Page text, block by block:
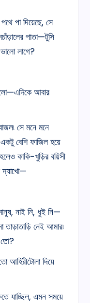
পা দিয়েছে, সে
পাতা—টুসি
লাগে?
আবার
সে মনে মনে
বেশি ফাজিল হয়ে
কাকি-খুড়ির বয়িসী
দ্যাখো—
নাই নি, ধুই নি—
তাড়াতাড়ি নেই আমার৷
তো?
আহিরীটোলা দিয়ে
যাচ্ছিল, এমন সময়ে